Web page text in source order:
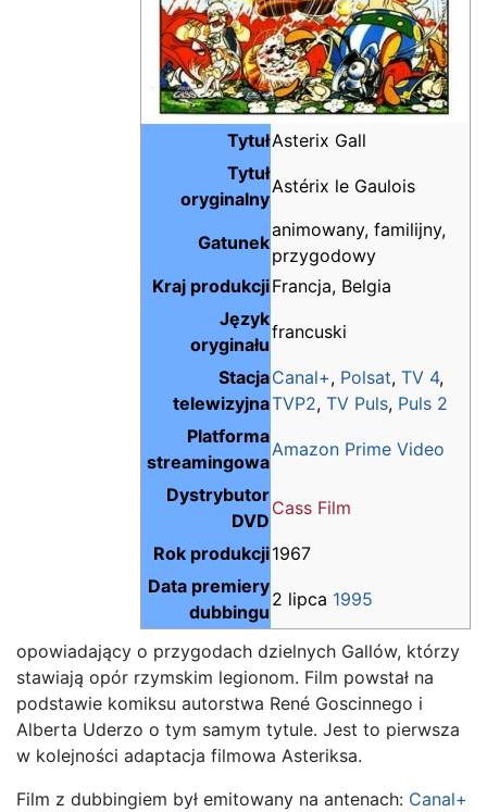
TytułAsterix Gall
Tytuł
oryginalny
Astérix le Gaulois
Gatunek
animowany, familijny,
przygodowy
Kraj produkcjiFrancja, Belgia
Język
oryginału
francuski
Stacja
telewizyjna
Canal+, Polsat, TV 4,
TVP2, TV Puls, Puls 2
Platforma
streamingowa
Amazon Prime Video
Dystrybutor
DVD
Cass Film
Rok produkcji1967
Data premiery
dubbingu
2 lipca 1995
opowiadający o przygodach dzielnych Gallów, którzy
stawiają opór rzymskim legionom. Film powstał na
podstawie komiksu autorstwa René Goscinnego i
Alberta Uderzo o tym samym tytule. Jest to pierwsza
w kolejności adaptacja filmowa Asteriksa.
Film z dubbingiem był emitowany na antenach: Canal+